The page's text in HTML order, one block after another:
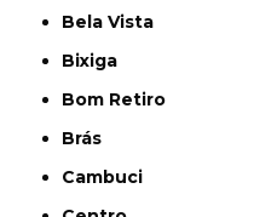
Bela Vista
Bixiga
Bom Retiro
Brás
Cambuci